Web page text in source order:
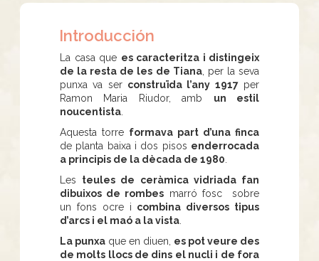
Introducción
La casa que es caracteritza i distingeix
de la resta de les de Tiana, per la seva
punxa va ser construïda l’any 1917per
Ramon Maria Riudor, amb un estil
noucentista
Aquesta torre formava part d’una finca
de planta baixa i dos pisos enderrocada
a principis de la dècada de 1980
Les teules de ceràmica vidriada fan
dibuixos de rombes marró fosc sobre
un fons ocre i combina diversos tipus
d’arcs i el maó a la vista
La punxa que en diuen, es pot veure des
de molts llocs de dins el nucli i de fora